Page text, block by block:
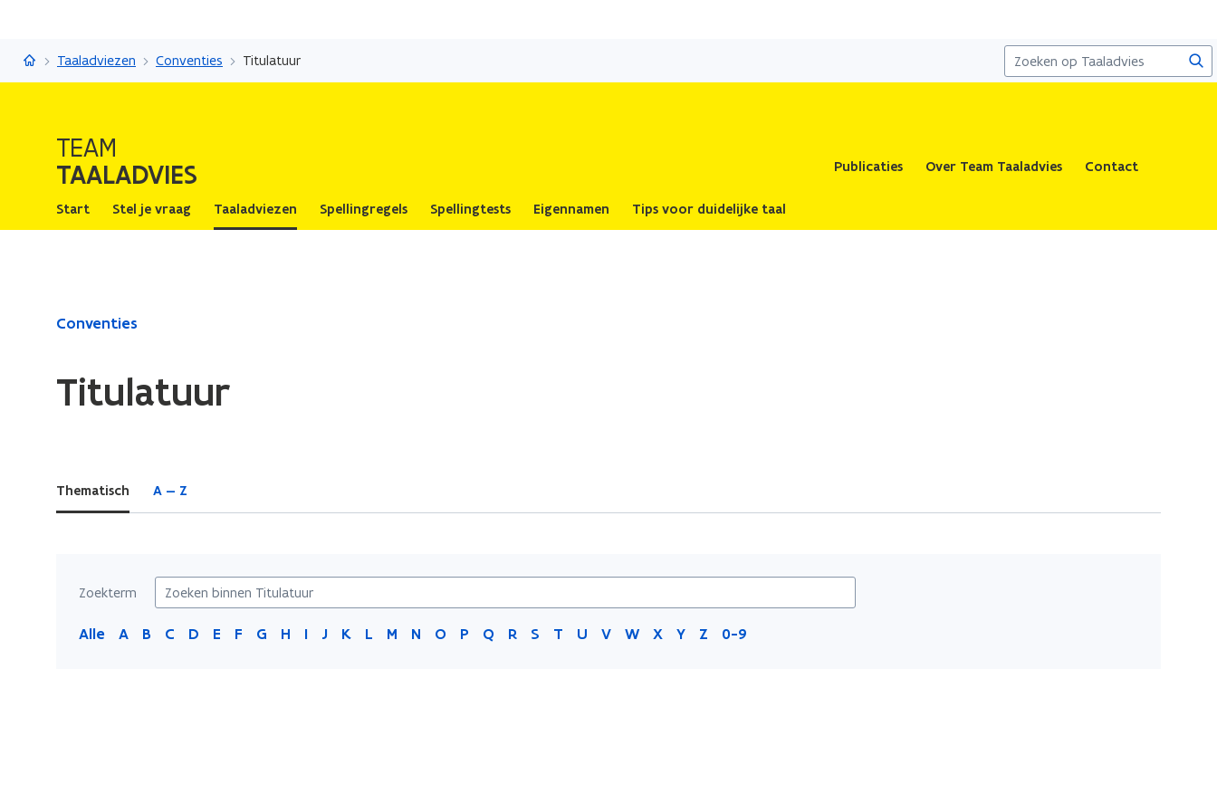
naar
TaaladviesTaaladviezen Conventies Titulatuur
TEAM
TAALADVIES Publicaties Over Team Taaladvies Contact
Start Stel je vraag Taaladviezen Spellingregels Spellingtests Eigennamen Tips voor duidelijke taal
Gedaan
Titulatuur
Conventies
Titulatuur
Thematisch A — Z
Zoekterm
Alle A B C D E F G H I J K L M N O P Q R S T U V W X Y Z 0-9